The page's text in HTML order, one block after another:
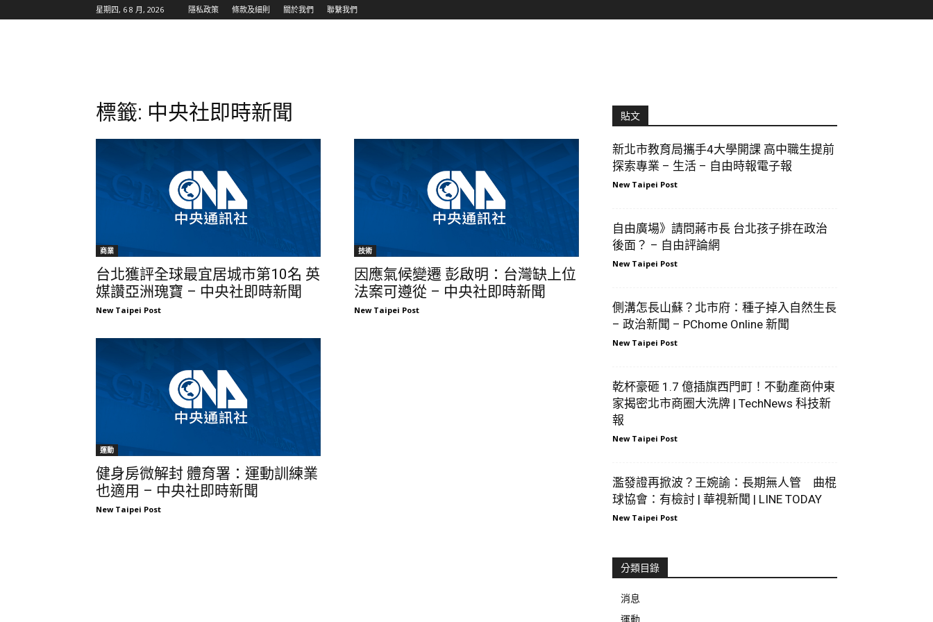
星期四, 6 8 月, 2026 隱私政策 條款及細則 關於我們 聯繫我們
標籤: 中央社即時新聞
商業
台北獲評全球最宜居城市第10名 英
媒讚亞洲瑰寶 – 中央社即時新聞
New Taipei Post
技術
因應氣候變遷 彭啟明：台灣缺上位
法案可遵從 – 中央社即時新聞
New Taipei Post
運動
健身房微解封 體育署：運動訓練業
也適用 – 中央社即時新聞
New Taipei Post
貼文
新北市教育局攜手4大學開課 高中職生提前
探索專業 – 生活 – 自由時報電子報
New Taipei Post
自由廣場》請問蔣市長 台北孩子排在政治
後面？ – 自由評論網
New Taipei Post
側溝怎長山蘇？北市府：種子掉入自然生長
– 政治新聞 – PChome Online 新聞
New Taipei Post
乾杯豪砸 1.7 億插旗西門町！不動產商仲東
家揭密北市商圈大洗牌 | TechNews 科技新
報
New Taipei Post
濫發證再掀波？王婉諭：長期無人管 曲棍
球協會：有檢討 | 華視新聞 | LINE TODAY
New Taipei Post
分類目錄
消息
運動